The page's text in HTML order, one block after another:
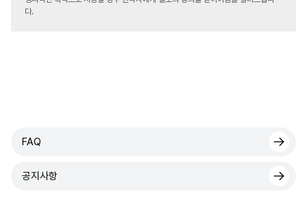
다.
FAQ
공지사항